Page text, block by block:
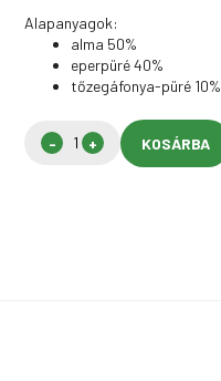
Alapanyagok:
alma 50%
eperpüré 40%
tőzegáfonya-püré 10%
KOSÁRBA